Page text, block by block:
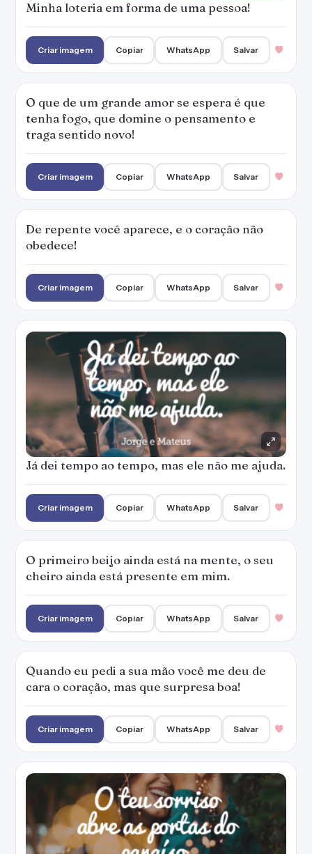
Minha loteria em forma de uma pessoa!
Criar imagem Copiar WhatsApp Salvar
O que de um grande amor se espera é que
tenha fogo, que domine o pensamento e
traga sentido novo!
Criar imagem Copiar WhatsApp Salvar
De repente você aparece, e o coração não
obedece!
Criar imagem Copiar WhatsApp Salvar
Já dei tempo ao tempo, mas ele não me ajuda.
Criar imagem Copiar WhatsApp Salvar
O primeiro beijo ainda está na mente, o seu
cheiro ainda está presente em mim.
Criar imagem Copiar WhatsApp Salvar
Quando eu pedi a sua mão você me deu de
cara o coração, mas que surpresa boa!
Criar imagem Copiar WhatsApp Salvar